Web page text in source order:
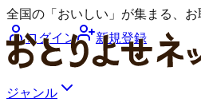
全国の「おいしい」が集まる、
ログイン
新規登録
ジャンル